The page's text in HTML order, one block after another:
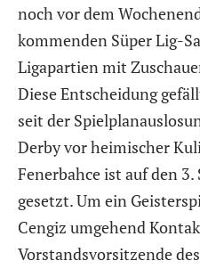
noch vor dem
kommenden Süper Lig-
Ligapartien mit
Diese Entscheidung
seit der
Derby vor heimischer
Fenerbahce ist auf den
gesetzt. Um ein
Cengiz umgehend
Vorstandsvorsitzende